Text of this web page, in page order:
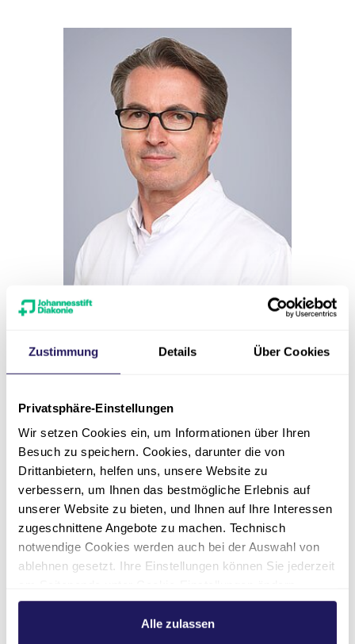
Zustimmung Details Über Cookies
Privatsphäre-Einstellungen
Wir setzen Cookies ein, um Informationen über Ihren
Besuch zu speichern. Cookies, darunter die von
Drittanbietern, helfen uns, unsere Website zu
verbessern, um Ihnen das bestmögliche Erlebnis auf
unserer Website zu bieten, und Ihnen auf Ihre Interessen
zugeschnittene Angebote zu machen. Technisch
notwendige Cookies werden auch bei der Auswahl von
ablehnen gesetzt. Ihre Einstellungen können Sie jederzeit
Weitere Informationen hierzu finden Sie in unserer
.Alle zulassen
Ärztlicher Direktor, Chefarzt
Hänninen
Martin Luther Krankenhaus | Klinik
für Radiologie und Nuklearmedizin
Facharzt für Radiologie
030 8955-3411
radiologie.martin-
030 8955-3473